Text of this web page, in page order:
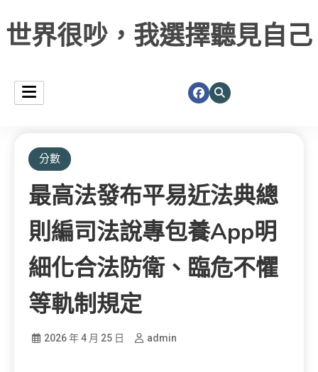
世界很吵，我選擇聽見自己
分數
最高法發布平易近法典總
則編司法說專包養app明
細化合法防衛、臨危不懼
等軌制規定
2026 年 4 月 25 日 admin